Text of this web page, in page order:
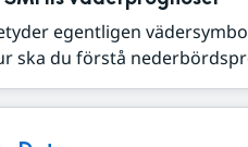
egentligen
ska du förstå